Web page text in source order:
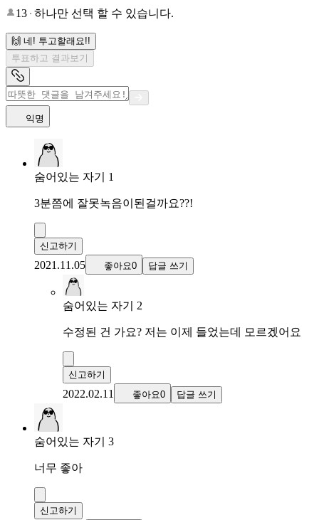
13 하나만 선택 할 수 있습니다.
🙌 네! 투고할래요!!
투표하고 결과보기
익명
숨어있는 자기 1
3분쯤에 잘못녹음이된걸까요??!
신고하기
2021.11.05 좋아요0 답글 쓰기
숨어있는 자기 2
수정된 건 가요? 저는 이제 들었는데 모르겠어요
신고하기
2022.02.11 좋아요0 답글 쓰기
숨어있는 자기 3
너무 좋아
신고하기